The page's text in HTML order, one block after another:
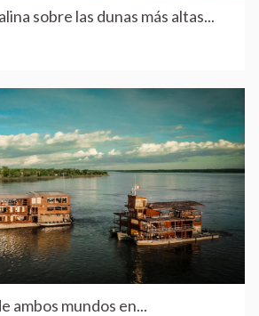
sobre las dunas más altas...
ambos mundos en...